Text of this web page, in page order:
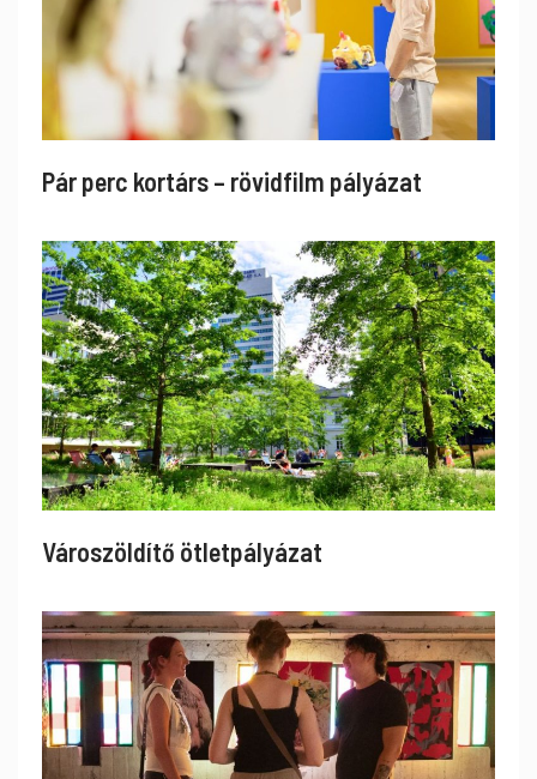
Pár perc kortárs – rövidfilm pályázat
Városzöldítő ötletpályázat